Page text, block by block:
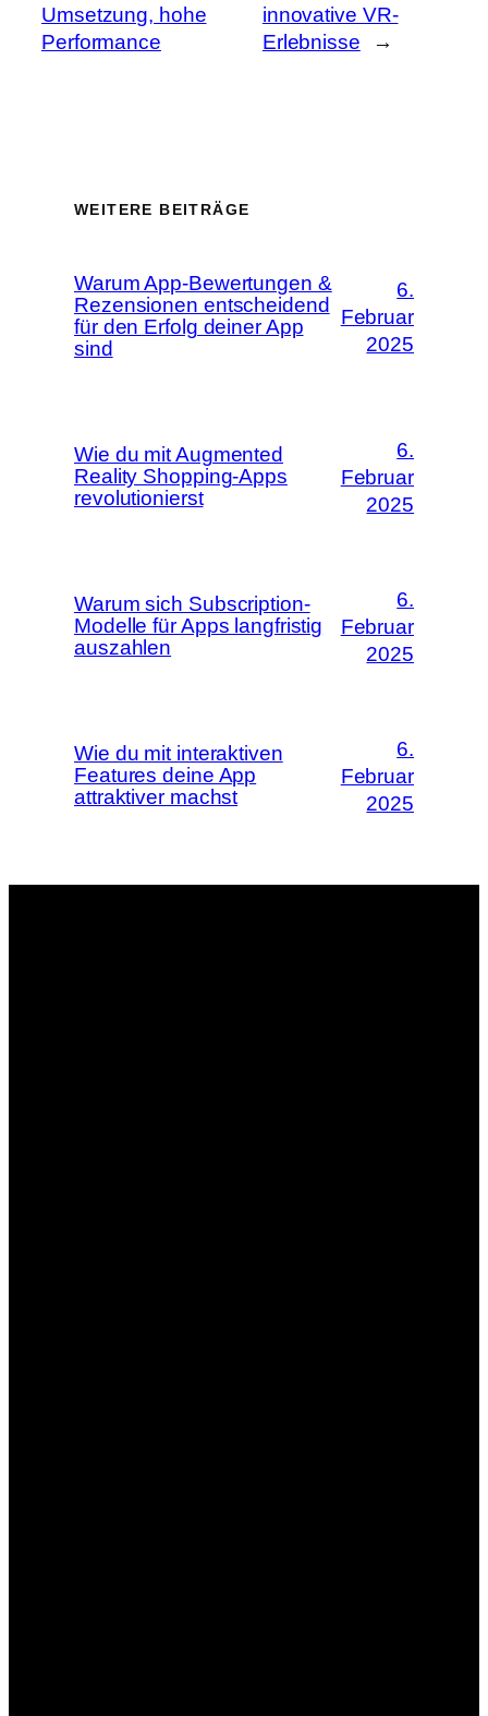
Umsetzung, hohe
Performance
innovative VR-
Erlebnisse
→
WEITERE BEITRÄGE
Warum App-Bewertungen &
Rezensionen entscheidend
für den Erfolg deiner App
sind
6.
Februar
2025
Wie du mit Augmented
Reality Shopping-Apps
revolutionierst
6.
Februar
2025
Warum sich Subscription-
Modelle für Apps langfristig
auszahlen
6.
Februar
2025
Wie du mit interaktiven
Features deine App
attraktiver machst
6.
Februar
2025